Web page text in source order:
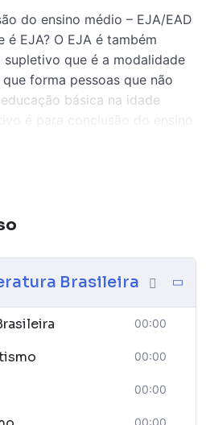
do ensino médio – EJA/EAD
é EJA? O EJA é também
que é a modalidade
forma pessoas que não
básica na idade
é para conclusão do ensino
autorizado pelo conselho
da grade curricular desse
• o aluno precisa ser maior
o ensino médio no
dá continuidade a seus
Brasileira
00:00
00:00
00:00